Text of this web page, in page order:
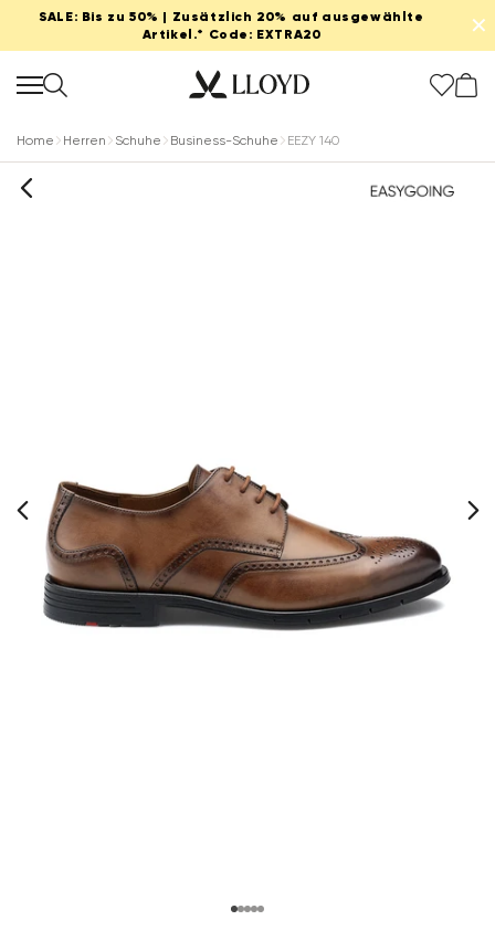
SALE: Bis zu 50% | Zusätzlich 20% auf ausgewählte
Artikel.* Code: EXTRA20
✕
Home Herren Schuhe Business-Schuhe EEZY 140